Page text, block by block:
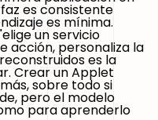
es consistente
es mínima.
un servicio
acción, personaliza la
es la
Crear un Applet
sobre todo si
pero el modelo
para aprenderlo